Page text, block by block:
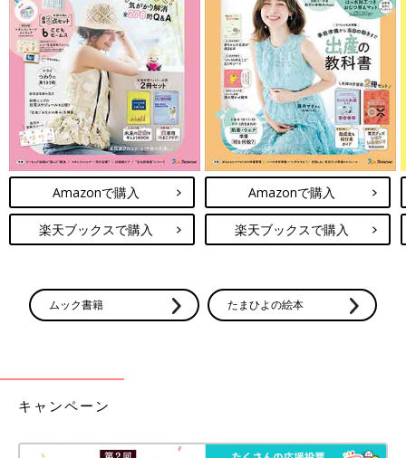
Amazonで購入
楽天ブックスで購入
Amazonで購入
楽天ブックスで購入
ムック書籍 たまひよの絵本
キャンペーン